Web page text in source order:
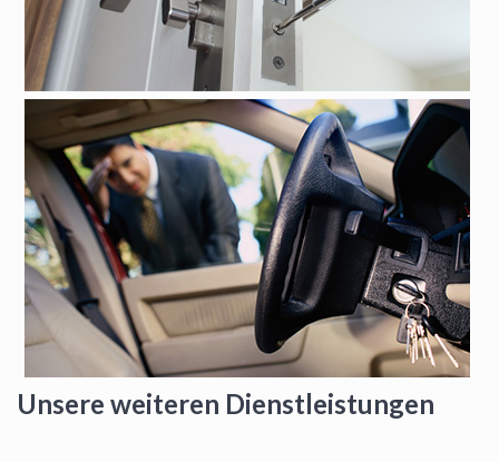
Unsere weiteren Dienstleistungen